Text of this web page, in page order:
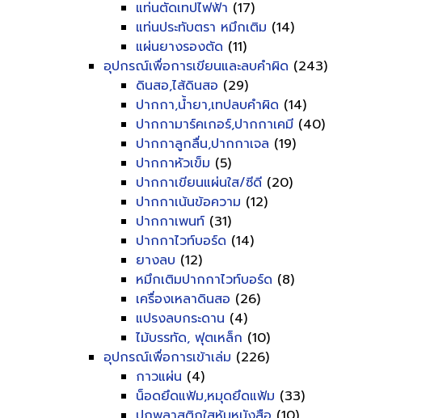
แท่นตัดเทปไฟฟ้า (17)
แท่นประทับตรา หมึกเติม (14)
แผ่นยางรองตัด (11)
อุปกรณ์เพื่อการเขียนและลบคำผิด (243)
ดินสอ,ไส้ดินสอ (29)
ปากกา,น้ำยา,เทปลบคำผิด (14)
ปากกามาร์คเกอร์,ปากกาเคมี (40)
ปากกาลูกลื่น,ปากกาเจล (19)
ปากกาหัวเข็ม (5)
ปากกาเขียนแผ่นใส/ซีดี (20)
ปากกาเน้นข้อความ (12)
ปากกาเพนท์ (31)
ปากกาไวท์บอร์ด (14)
ยางลบ (12)
หมึกเติมปากกาไวท์บอร์ด (8)
เครื่องเหลาดินสอ (26)
แปรงลบกระดาน (4)
ไม้บรรทัด, ฟุตเหล็ก (10)
อุปกรณ์เพื่อการเข้าเล่ม (226)
กาวแผ่น (4)
น็อดยึดแฟ้ม,หมุดยึดแฟ้ม (33)